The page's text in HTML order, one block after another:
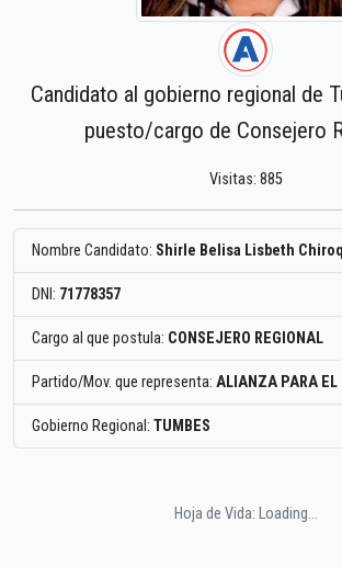
Candidato al gobierno regional de
puesto/cargo de Consejero
Visitas: 885
Nombre Candidato: Shirle Belisa Lisbeth
DNI: 71778357
Cargo al que postula: CONSEJERO REGIONAL
Partido/Mov. que representa: ALIANZA PARA EL
Gobierno Regional: TUMBES
Hoja de Vida: Loading...